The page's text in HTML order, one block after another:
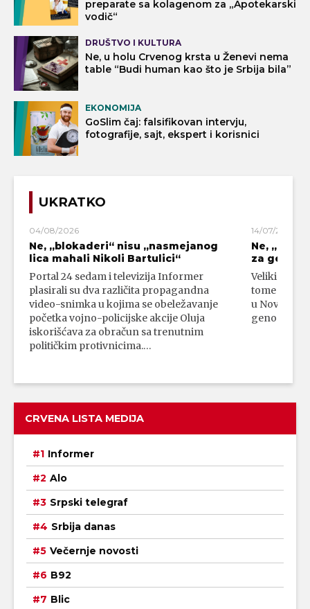
preparate sa kolagenom za „Apotekarski
vodič“
DRUŠTVO I KULTURA
Ne, u holu Crvenog krsta u Ženevi nema
table “Budi human kao što je Srbija bila”
EKONOMIJA
GoSlim čaj: falsifikovan intervju,
fotografije, sajt, ekspert i korisnici
UKRATKO
04/08/2026
Ne, „blokaderi“ nisu „nasmejanog
lica mahali Nikoli Bartulici“
Portal 24 sedam i televizija Informer
plasirali su dva različita propagandna
video-snimka u kojima se obeležavanje
početka vojno-policijske akcije Oluja
iskorišćava za obračun sa trenutnim
političkim protivnicima.…
14/07/2026
Ne,
za
Veliki broj
tome da su
u Novom
genocidni
CRVENA LISTA MEDIJA
Informer
Alo
Srpski telegraf
Srbija danas
Večernje novosti
B92
Blic